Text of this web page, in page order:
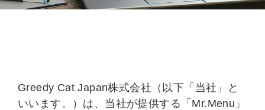
Greedy Cat Japan株式会社（以下「当社」と
いいます。）は、当社が提供する「Mr.Menu」